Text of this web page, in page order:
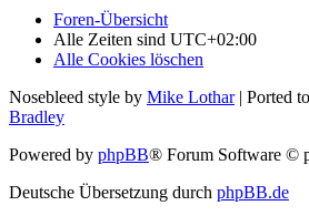
Foren-Übersicht
Alle Zeiten sind UTC+02:00
Alle Cookies löschen
Nosebleed style by Mike Lothar| Ported
Bradley
Powered by phpBB® Forum Software ©
Deutsche Übersetzung durch phpBB.de